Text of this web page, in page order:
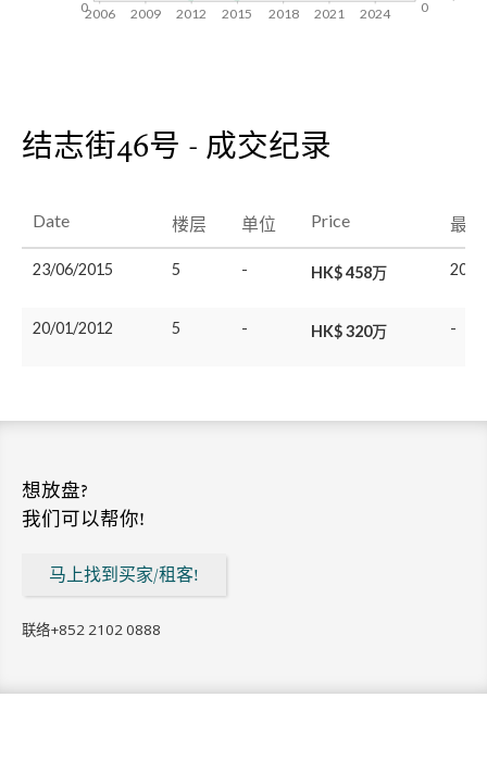
0
2006 2009 2012 2015 2018 2021 2024
0
结志街46号 - 成交纪录
Date 楼层 单位 Price 最
23/06/2015 5 - HK$ 458万 20/
20/01/2012 5 - HK$ 320万 -
想放盘?
我们可以帮你!
马上找到买家/租客!
联络+852 2102 0888